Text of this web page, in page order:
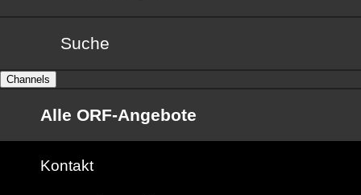
Suche
Channels
Alle ORF-Angebote
Kontakt